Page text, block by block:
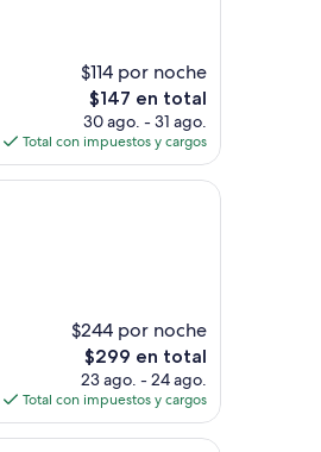
$114 por noche
El
precio
actual
es
de
$147 en total
30 ago. - 31 ago.
Total con impuestos y cargos
$244 por noche
El
precio
actual
es
de
$299 en total
23 ago. - 24 ago.
Total con impuestos y cargos